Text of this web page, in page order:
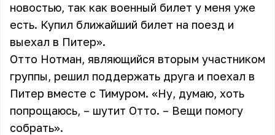
новостью, так как военный билет у меня уже
есть. Купил ближайший билет на поезд и
выехал в Питер».
Отто Нотман, являющийся вторым участником
группы, решил поддержать друга и поехал в
Питер вместе с Тимуром. «Ну, думаю, хоть
попрощаюсь, – шутит Отто. – Вещи помогу
собрать».